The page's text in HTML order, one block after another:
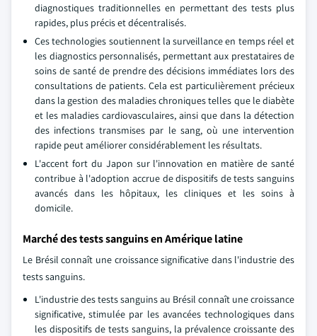
diagnostiques traditionnelles en permettant des tests plus
rapides, plus précis et décentralisés.
Ces technologies soutiennent la surveillance en temps réel et
les diagnostics personnalisés, permettant aux prestataires de
soins de santé de prendre des décisions immédiates lors des
consultations de patients. Cela est particulièrement précieux
dans la gestion des maladies chroniques telles que le diabète
et les maladies cardiovasculaires, ainsi que dans la détection
des infections transmises par le sang, où une intervention
rapide peut améliorer considérablement les résultats.
L'accent fort du Japon sur l'innovation en matière de santé
contribue à l'adoption accrue de dispositifs de tests sanguins
avancés dans les hôpitaux, les cliniques et les soins à
domicile.
Marché des tests sanguins en Amérique latine
Le Brésil connaît une croissance significative dans l'industrie des
tests sanguins.
L'industrie des tests sanguins au Brésil connaît une croissance
significative, stimulée par les avancées technologiques dans
les dispositifs de tests sanguins, la prévalence croissante des